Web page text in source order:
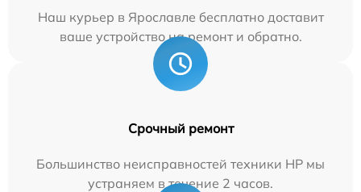
Наш курьер в Ярославле бесплатно доставит
ваше устройство на ремонт и обратно.
Срочный ремонт
Большинство неисправностей техники HP мы
устраняем в течение 2 часов.